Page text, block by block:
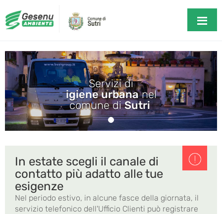
Servizi di
igiene urbananel
comune diSutri
In estate scegli il canale di
contatto più adatto alle tue
esigenze
Nel periodo estivo, in alcune fasce della giornata, il
servizio telefonico dell'Ufficio Clienti può registrare